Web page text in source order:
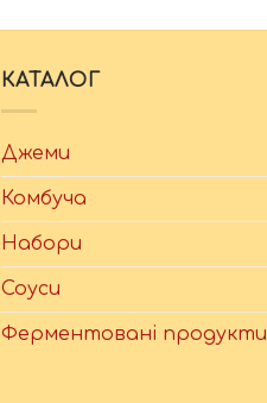
КАТАЛОГ
Джеми
Комбуча
Набори
Соуси
Ферментовані продукти